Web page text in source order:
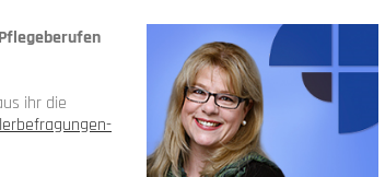
ihr die